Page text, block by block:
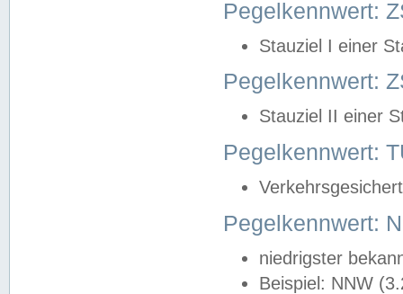
Pegelkennwert:
Stauziel I einer
Pegelkennwert:
Stauziel II einer
Pegelkennwert:
Pegelkennwert:
niedrigster
Beispiel: NNW